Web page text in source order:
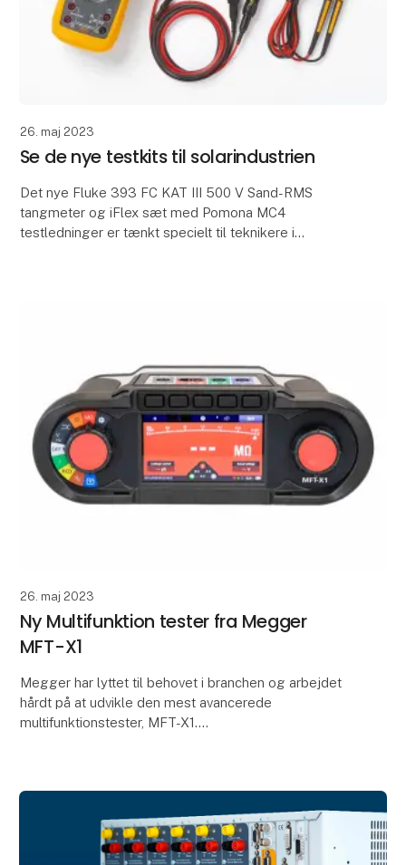
26. maj 2023
Se de nye testkits til solarindustrien
Det nye Fluke 393 FC KAT III 500 V Sand-RMS
tangmeter og iFlex sæt med Pomona MC4
testledninger er tænkt specielt til teknikere i
26. maj 2023
Ny Multifunktion tester fra Megger
MFT-X1
Megger har lyttet til behovet i branchen og arbejdet
hårdt på at udvikle den mest avancerede
multifunktionstester, MFT-X1.